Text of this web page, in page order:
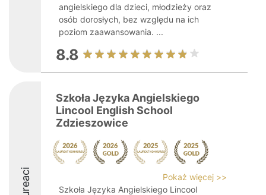
angielskiego dla dzieci, młodzieży oraz
osób dorosłych, bez względu na ich
poziom zaawansowania. ...
8.8
Szkoła Języka Angielskiego
Lincool English School
Zdzieszowice
Pokaż więcej >>
Szkoła Języka Angielskiego Lincool